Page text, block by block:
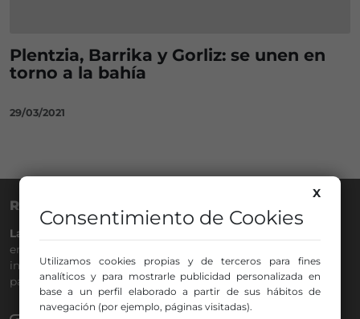
Plentzia, Barrika y Gorliz: se unen en
torno a la bahía
29/03/2021
RADIO NERVIÓN
La Gran Familia
emisora de Bilbao para todos los públicos, con Más Música,
información a menos cinco, deportes, tráfico y la
participación de los oyentes.
X
Consentimiento de Cookies
Utilizamos cookies propias y de terceros para fines
analíticos y para mostrarle publicidad personalizada en
base a un perfil elaborado a partir de sus hábitos de
navegación (por ejemplo, páginas visitadas).